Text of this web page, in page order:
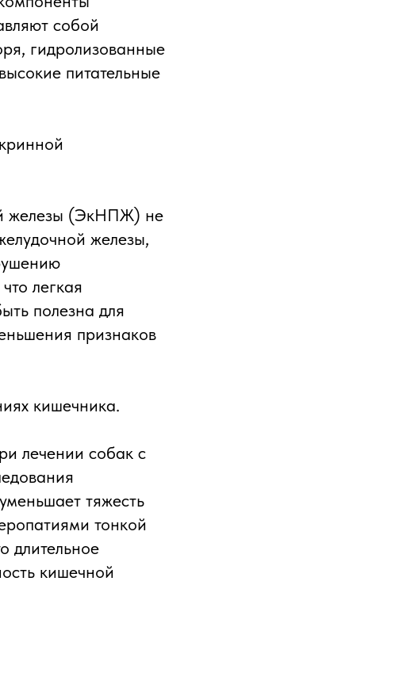
собой
гидролизованные
питательные
железы (ЭкНПЖ) не
железы,
легкая
полезна для
признаков
кишечника.
лечении собак с
тяжесть
тонкой
длительное
кишечной